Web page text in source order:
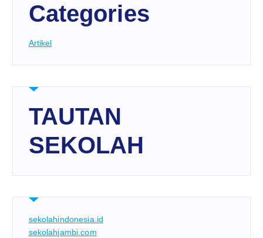
Categories
Artikel
TAUTAN
SEKOLAH
sekolahindonesia.id
sekolahjambi.com